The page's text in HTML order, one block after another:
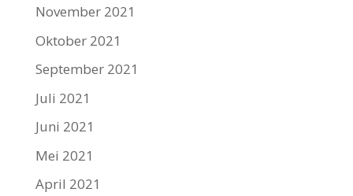
November 2021
Oktober 2021
September 2021
Juli 2021
Juni 2021
Mei 2021
April 2021